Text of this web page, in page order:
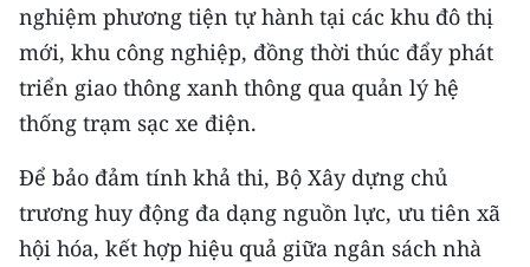
nghiệm phương tiện tự hành tại các khu đô thị
mới, khu công nghiệp, đồng thời thúc đẩy phát
triển giao thông xanh thông qua quản lý hệ
thống trạm sạc xe điện.
Để bảo đảm tính khả thi, Bộ Xây dựng chủ
trương huy động đa dạng nguồn lực, ưu tiên xã
hội hóa, kết hợp hiệu quả giữa ngân sách nhà